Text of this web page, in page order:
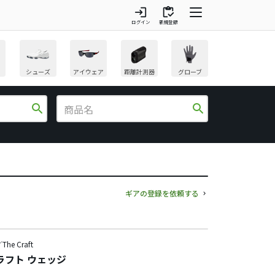
login
ログイン
inventory
新規登録
シューズ アイウェア 距離計測器 グローブ
search search
ギアの登録を依頼する
The Craft
フト ウェッジ